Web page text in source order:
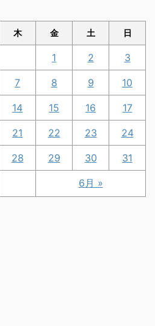
木 金 土 日
6月 »
1 2 3
7 8 9 10
14 15 16 17
21 22 23 24
28 29 30 31